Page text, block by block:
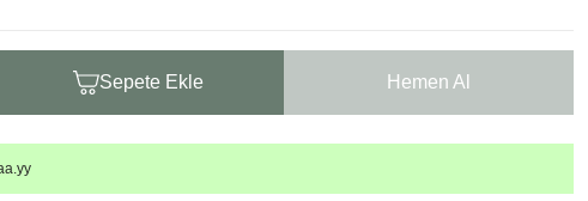
Sepete Ekle Hemen Al